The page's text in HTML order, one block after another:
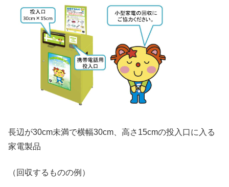
長辺が30cm未満で横幅30cm、高さ15cmの投入口に入る
家電製品
（回収するものの例）